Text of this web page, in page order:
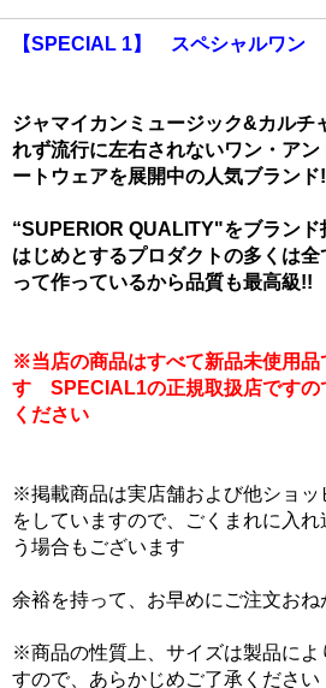
【SPECIAL 1】 スペシャルワン
ジャマイカンミュージック&カルチ
れず流行に左右されないワン・アン
ートウェアを展開中の人気ブランド
“SUPERIOR QUALITY"をブランド
はじめとするプロダクトの多くは
って作っているから品質も最高級!!
※当店の商品はすべて新品未使用品
す SPECIAL1の正規取扱店ですの
ください
※掲載商品は実店舗および他ショッ
をしていますので、ごくまれに入れ
う場合もございます
余裕を持って、お早めにご注文おね
※商品の性質上、サイズは製品によ
すので、あらかじめご了承ください